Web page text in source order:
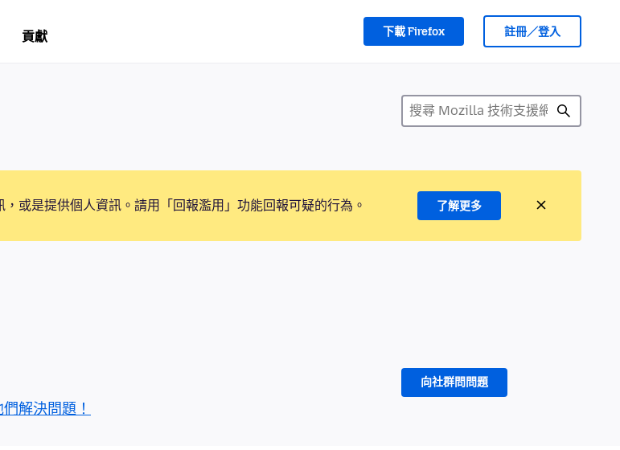
貢獻 下載 Firefox 註冊／登入
或是提供個人資訊。請用「回報濫用」功能回報可疑的行為。 了解更多
解決問題！
向社群問問題